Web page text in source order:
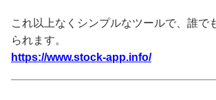
これ以上なくシンプルなツールで、誰で
られます。
https://www.stock-app.info/